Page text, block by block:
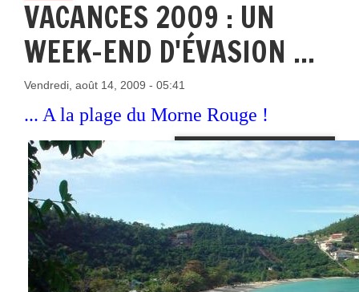
VACANCES 2009 : UN
WEEK-END D'ÉVASION ...
Vendredi, août 14, 2009 - 05:41
... A la plage du Morne Rouge !